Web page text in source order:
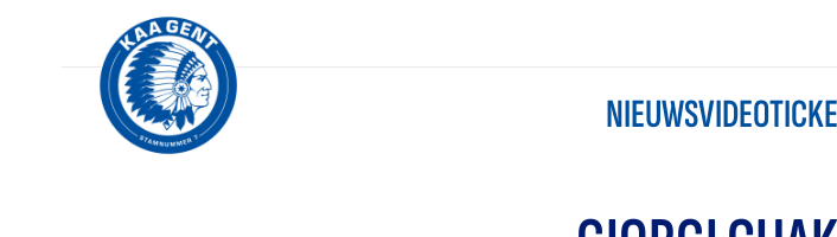
NIEUWSVIDEO